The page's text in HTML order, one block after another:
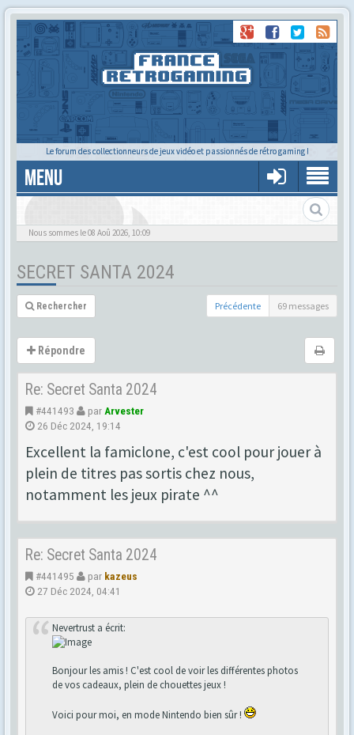
Le forum des collectionneurs de jeux vidéo et passionnés de rétro gaming !
MENU
Nous sommes le 08 Aoû 2026, 10:09
SECRET SANTA 2024
Précédente 69 messages
Rechercher
Répondre
Re: Secret Santa 2024
#441493 par Arvester
26 Déc 2024, 19:14
Excellent la famiclone, c'est cool pour jouer à
plein de titres pas sortis chez nous,
notamment les jeux pirate ^^
Re: Secret Santa 2024
#441495 par kazeus
27 Déc 2024, 04:41
Nevertrust a écrit:
Bonjour les amis ! C'est cool de voir les différentes photos
de vos cadeaux, plein de chouettes jeux !
Voici pour moi, en mode Nintendo bien sûr !